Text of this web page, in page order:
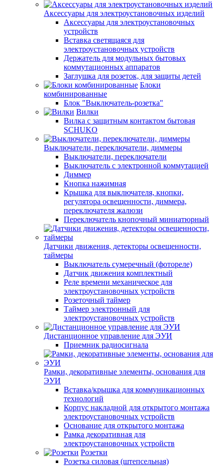
Аксессуары для электроустановочных изделий
Аксессуары для электроустановочных
устройств
Вставка светящаяся для
электроустановочных устройств
Держатель для модульных бытовых
коммутационных аппаратов
Заглушка для розеток, для защиты детей
Блоки
комбинированные
Блок "Выключатель-розетка"
Вилки
Вилка с защитным контактом бытовая
SCHUKO
Выключатели, переключатели, диммеры
Выключатели, переключатели
Выключатель с электронной коммутацией
Диммер
Кнопка нажимная
Крышка для выключателя, кнопки,
регулятора освещенности, диммера,
переключателя жалюзи
Переключатель кнопочный миниатюрный
Датчики движения, детекторы освещенности,
таймеры
Выключатель сумеречный (фотореле)
Датчик движения комплектный
Реле времени механическое для
электроустановочных устройств
Розеточный таймер
Таймер электронный для
электроустановочных устройств
Дистанционное управление для ЭУИ
Приемник радиосигнала
Рамки, декоративные элементы, основания для
ЭУИ
Вставка/крышка для коммуникационных
технологий
Корпус накладной для открытого монтажа
электроустановочных устройств
Основание для открытого монтажа
Рамка декоративная для
электроустановочных устройств
Розетки
Розетка силовая (штепсельная)